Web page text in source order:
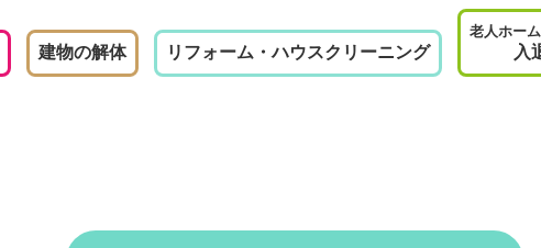
建物の解体 リフォーム・ハウスクリーニング
老人ホー
入